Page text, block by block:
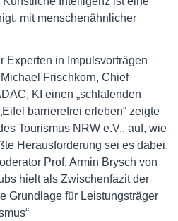
mit menschenähnlicher
Experten in Impulsvorträgen
Frischkorn, Chief
KI einen „schlafenden
barrierefrei erleben“ zeigte
Tourismus NRW e.V., auf, wie
Herausforderung sei es dabei,
Prof. Armin Brysch von
hielt als Zwischenfazit der
Grundlage für Leistungsträger